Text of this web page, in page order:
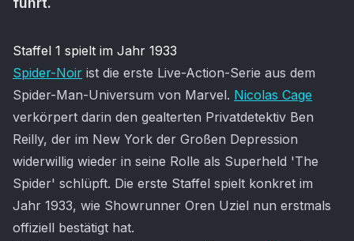
Artikel-Inhalt
Staffel 1 spielt im Jahr 1933
Spider-Noir ist die erste Live-Action-Serie aus dem
Spider-Man-Universum von Marvel. Nicolas Cage
verkörpert darin den gealterten Privatdetektiv Ben
Reilly, der im New York der Großen Depression
widerwillig wieder in seine Rolle als Superheld 'The
Spider' schlüpft. Die erste Staffel spielt konkret im
Jahr 1933, wie Showrunner Oren Uziel nun erstmals
offiziell bestätigt hat.